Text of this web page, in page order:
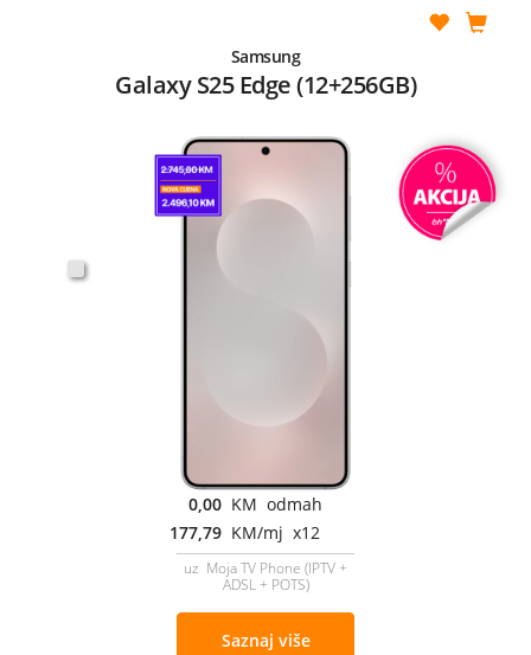
Samsung
Galaxy S25 Edge (12+256GB)
0,00 KM odmah
177,79 KM/mj x12
uz Moja TV Phone (IPTV +
ADSL + POTS)
Saznaj više